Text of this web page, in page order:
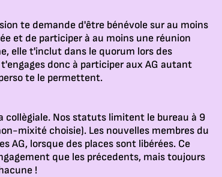
te demande d'être bénévole sur au moins
et de participer à au moins une réunion
elle t'inclut dans le quorum lors des
donc à participer aux AG autant
te le permettent.
collègiale. Nos statuts limitent le bureau à 9
mixité choisie). Les nouvelles membres du
AG, lorsque des places sont libérées. Ce
que les précedents, mais toujours
!